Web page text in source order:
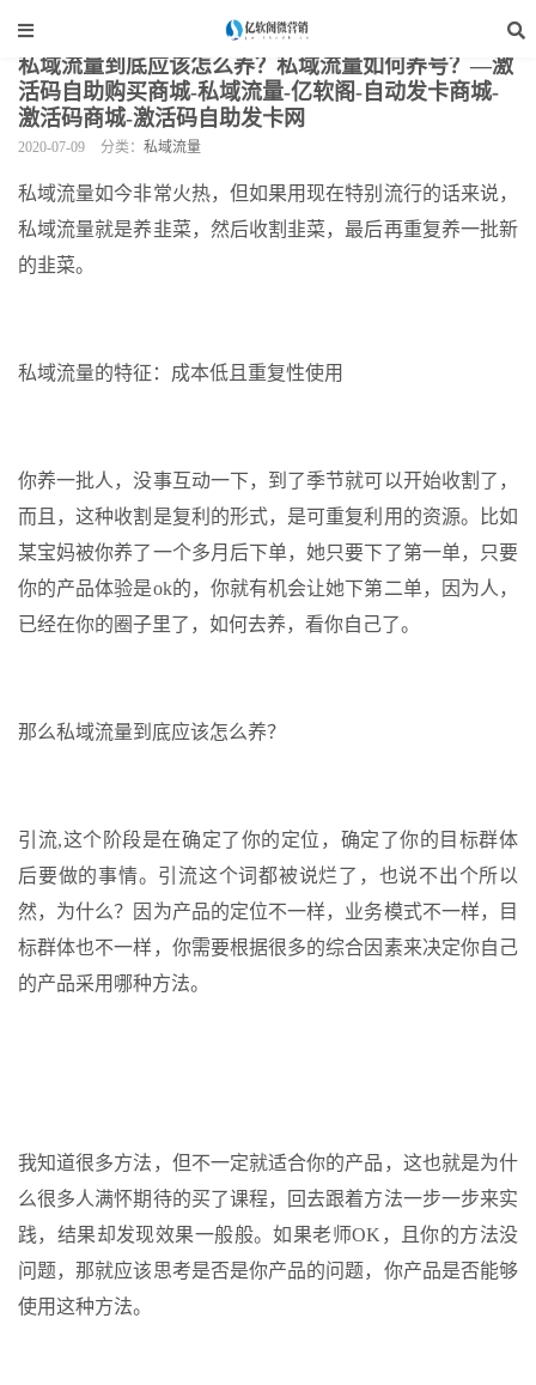
当前位置： 自媒体运营 > 私域流量
私域流量到底应该怎么养？私域流量如何养号？—激
活码自助购买商城-私域流量-亿软阁-自动发卡商城-
激活码商城-激活码自助发卡网
2020-07-09 分类： 私域流量
私域流量如今非常火热，但如果用现在特别流行的话来说，
私域流量就是养韭菜，然后收割韭菜，最后再重复养一批新
的韭菜。
私域流量的特征：成本低且重复性使用
你养一批人，没事互动一下，到了季节就可以开始收割了，
而且，这种收割是复利的形式，是可重复利用的资源。比如
某宝妈被你养了一个多月后下单，她只要下了第一单，只要
你的产品体验是ok的，你就有机会让她下第二单，因为人，
已经在你的圈子里了，如何去养，看你自己了。
那么私域流量到底应该怎么养？
引流,这个阶段是在确定了你的定位，确定了你的目标群体
后要做的事情。引流这个词都被说烂了，也说不出个所以
然，为什么？因为产品的定位不一样，业务模式不一样，目
标群体也不一样，你需要根据很多的综合因素来决定你自己
的产品采用哪种方法。
我知道很多方法，但不一定就适合你的产品，这也就是为什
么很多人满怀期待的买了课程，回去跟着方法一步一步来实
践，结果却发现效果一般般。如果老师OK，且你的方法没
问题，那就应该思考是否是你产品的问题，你产品是否能够
使用这种方法。